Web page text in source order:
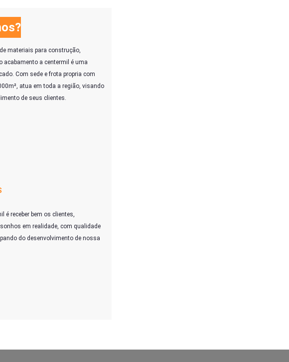
materiais para construção,
acabamento a centermil é uma
Com sede e frota propria com
atua em toda a região, visando
de seus clientes.
é receber bem os clientes,
em realidade, com qualidade
do desenvolvimento de nossa